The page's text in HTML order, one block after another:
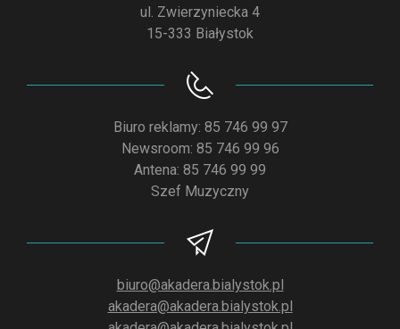
ul. Zwierzyniecka 4
15-333 Białystok
Biuro reklamy: 85 746 99 97
Newsroom: 85 746 99 96
Antena: 85 746 99 99
Szef Muzyczny
biuro@akadera.bialystok.pl
akadera@akadera.bialystok.pl